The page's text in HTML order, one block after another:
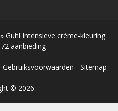
Guhl Intensieve crème-kleuring
aanbieding
Gebruiksvoorwaarden - Sitemap
© 2026